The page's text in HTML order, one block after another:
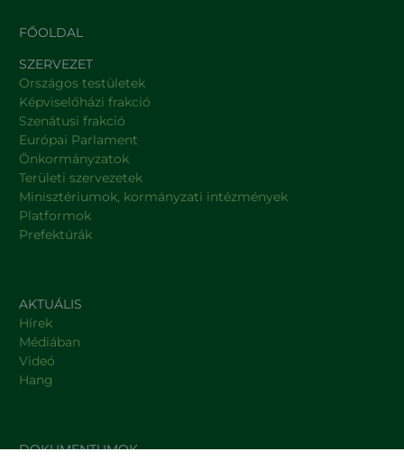
FŐOLDAL
SZERVEZET
Országos testületek
Képviselőházi frakció
Szenátusi frakció
Európai Parlament
Önkormányzatok
Területi szervezetek
Minisztériumok, kormányzati intézmények
Platformok
Prefektúrák
AKTUÁLIS
Hírek
Médiában
Videó
Hang
DOKUMENTUMOK